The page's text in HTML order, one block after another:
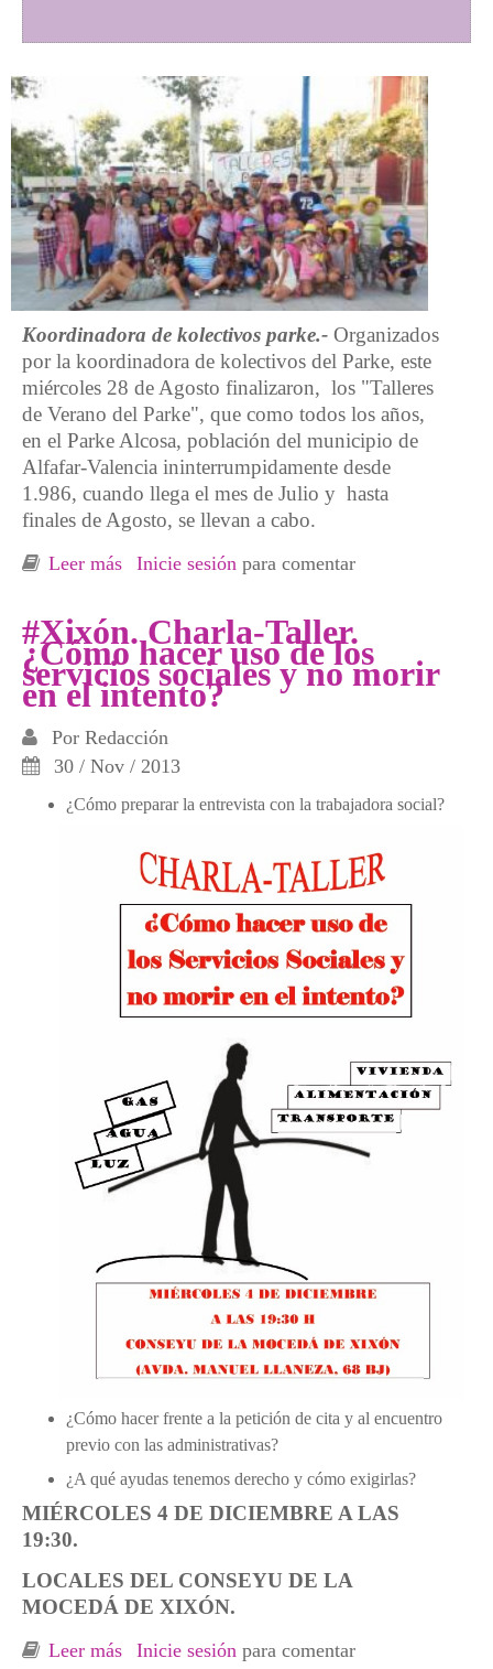
Koordinadora de kolectivos parke.- Organizados
por la koordinadora de kolectivos del Parke, este
miércoles 28 de Agosto finalizaron, los "Talleres
de Verano del Parke", que como todos los años,
en el Parke Alcosa, población del municipio de
Alfafar-Valencia ininterrumpidamente desde
1.986, cuando llega el mes de Julio y hasta
finales de Agosto, se llevan a cabo.
Leer más sobre Finaliza la 29ª edición de los talleres de
Inicie sesión para comentar
#Xixón. Charla-Taller.
¿Cómo hacer uso de los
servicios sociales y no morir
en el intento?
Por Redacción
30 / Nov / 2013
¿Cómo preparar la entrevista con la trabajadora social?
¿Cómo hacer frente a la petición de cita y al encuentro
previo con las administrativas?
¿A qué ayudas tenemos derecho y cómo exigirlas?
MIÉRCOLES 4 DE DICIEMBRE A LAS
19:30.
LOCALES DEL CONSEYU DE LA
MOCEDÁ DE XIXÓN.
Leer más sobre #Xixón. Charla-Taller. ¿Cómo hacer
Inicie sesión para comentar